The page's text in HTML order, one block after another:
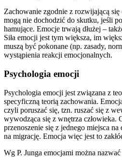
Zachowanie zgodnie z rozwijającą
mogą nie dochodzić do skutku, jeśli
hamujące. Emocje trwają dłużej –
Siła emocji jest tym większa, im
muszą być pokonane (np. zasady,
wystąpienia reakcji emocjonalnych.
Psychologia emocji
Psychologia emocji jest związana z
specyficzną teorią zachowania.
czyli poruszać się, tzn. ruszać się z
wywodząca się z wnętrza człowieka.
przenoszenie się z jednego miejsca
na migrację. Emocja więc jest to
Wg P. Junga emocjami można